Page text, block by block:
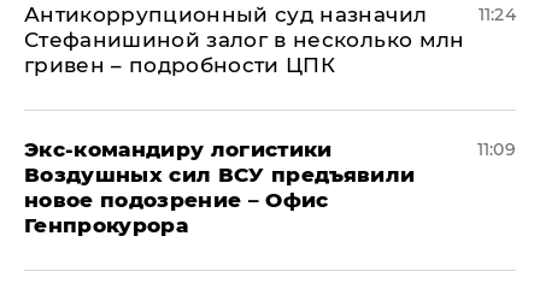
Антикоррупционный суд назначил
Стефанишиной залог в несколько млн
гривен – подробности ЦПК
11:24
Экс-командиру логистики
Воздушных сил ВСУ предъявили
новое подозрение – Офис
Генпрокурора
11:09